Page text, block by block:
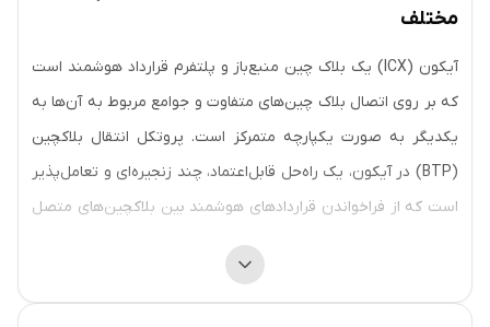
مختلف
آیکون (ICX) یک بلاک چین منبع‌باز و پلتفرم قرارداد هوشمند است
که بر روی اتصال بلاک چین‌های متفاوت و جوامع مربوط به آن‌ها به
یکدیگر به صورت یکپارچه متمرکز است. پروتکل انتقال بلاکچین
(BTP) در آیکون، یک راه‌حل قابل‌اعتماد، چند زنجیره‌ای و تعامل‌پذیر
است که از فراخواندن قراردادهای هوشمند بین بلاکچین‌های متصل
به هم پشتیبانی می‌کند. آیکون یک بستر اجرایی برای قراردادهای
هوشمند با کارایی بالا نیز ارائه می‌دهد که توسط ماشین مجازی جاوا